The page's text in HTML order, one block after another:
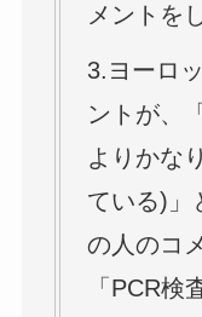
メントを
3.ヨーロ
ントが、
よりかな
ている)」
の人のコ
「PCR検